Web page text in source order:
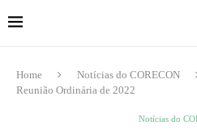
Home Notícias do CORECON
Reunião Ordinária de 2022
Notícias do